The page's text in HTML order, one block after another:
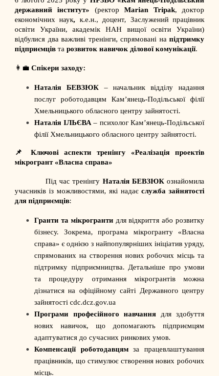
державний інститут» (ректорMarian Tripak, доктор
економічних наук, к.е.н., доцент, Заслужений працівник
освіти України, академік НАН вищої освіти України)
відбулися два важливі тренінги, спрямовані на підтримку
підприємців та розвиток навичок ділової комунікації.
👩‍💼 Спікери заходу:
Наталія БЕВЗЮК– начальник відділу надання
послуг роботодавцям Кам’янець-Подільської філії
Хмельницького обласного центру зайнятості.
Наталія ІЛЬЄВА – психолог Кам’янець-Подільської
філії Хмельницького обласного центру зайнятості.
📌
Ключові аспекти тренінгу «Реалізація проектів
мікрогрант «Власна справа»
Під час тренінгу Наталія БЕВЗЮКознайомила
учасників із можливостями, які надає служба зайнятості
для підприємців:
Гранти та мікрогрантидля відкриття або розвитку
бізнесу. Зокрема, програма мікрогранту «Власна
справа» є однією з найпопулярніших ініціатив уряду,
спрямованих на створення нових робочих місць та
підтримку підприємництва. Детальніше про умови
та процедуру отримання мікрогрантів можна
дізнатися на офіційному сайті Державного центру
зайнятості cdc.dcz.gov.ua
Програми професійного навчання для здобуття
нових навичок, що допомагають підприємцям
адаптуватися до сучасних ринкових умов.
Компенсації роботодавцямза працевлаштування
працівників, що стимулює створення нових робочих
місць.